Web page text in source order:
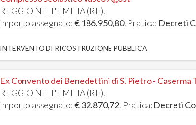
REGGIO NELL'EMILIA (RE).
Importo assegnato:€ 186.950,80. Pratica: Decreti
INTERVENTO DI RICOSTRUZIONE PUBBLICA
Ex Convento dei Benedettini di S. Pietro - Caserma
REGGIO NELL'EMILIA (RE).
Importo assegnato:€ 32.870,72. Pratica: Decreti